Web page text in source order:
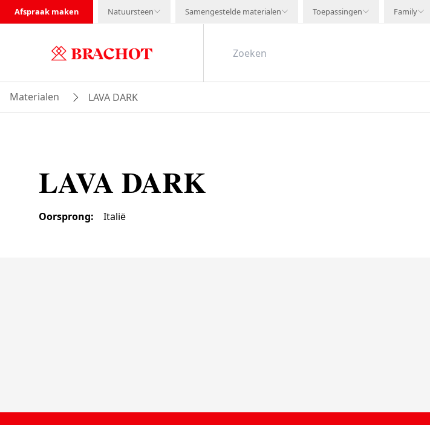
Afspraak maken Natuursteen Samengestelde materialen Toepassingen Family
Materialen LAVA DARK
LAVA DARK
Oorsprong: Italië